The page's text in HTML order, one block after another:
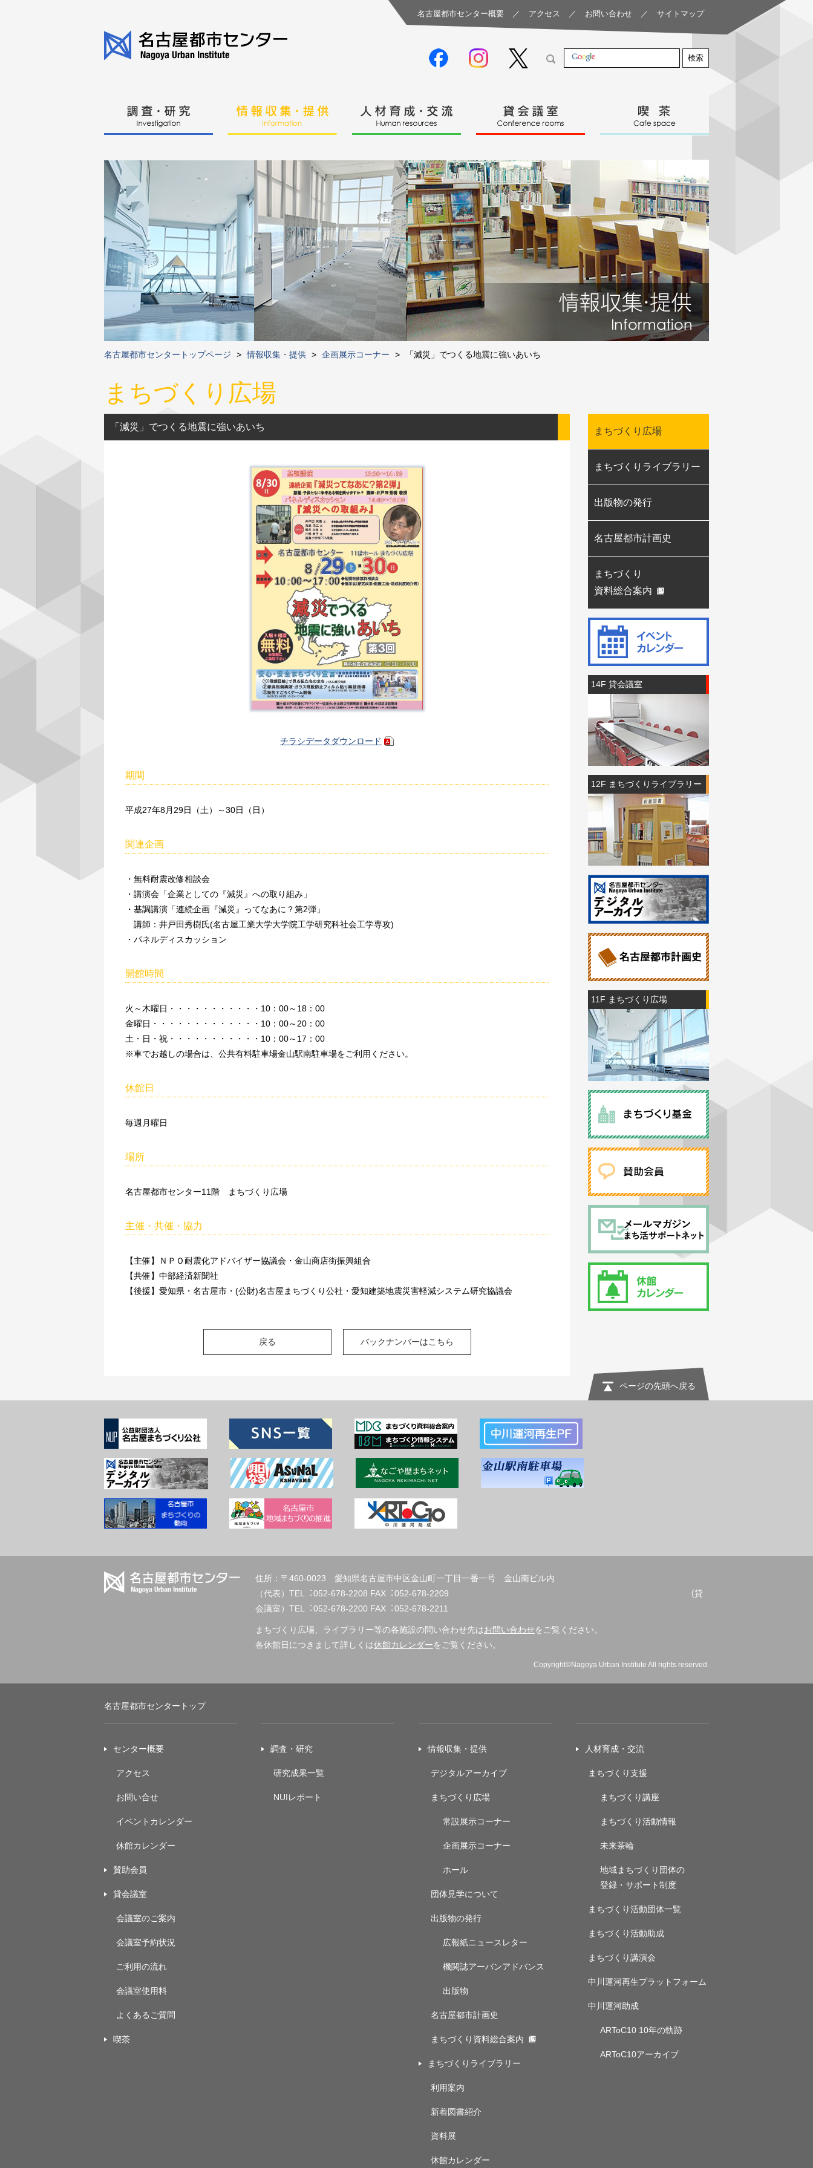
名古屋都市センター概要 ／ アクセス ／ お問い合わせ ／ サイトマップ
名古屋都市センタートップページ > 情報収集・提供 > 企画展示コーナー > 「減災」でつくる地震に強いあいち
まちづくり広場
まちづくり広場
まちづくりライブラリー
出版物の発行
名古屋都市計画史
まちづくり
資料総合案内
14F 貸会議室
12F まちづくりライブラリー
11F まちづくり広場
「減災」でつくる地震に強いあいち
チラシデータダウンロード
期間
平成27年8月29日（土）～30日（日）
関連企画
・無料耐震改修相談会
・講演会「企業としての『減災』への取り組み」
・基調講演「連続企画『減災』ってなあに？第2弾」
講師：井戸田秀樹氏(名古屋工業大学大学院工学研究科社会工学専攻)
・パネルディスカッション
開館時間
火～木曜日・・・・・・・・・・・10：00～18：00
金曜日・・・・・・・・・・・・・10：00～20：00
土・日・祝・・・・・・・・・・・10：00～17：00
※車でお越しの場合は、公共有料駐車場金山駅南駐車場をご利用ください。
休館日
毎週月曜日
場所
名古屋都市センター11階 まちづくり広場
主催・共催・協力
【主催】ＮＰＯ耐震化アドバイザー協議会・金山商店街振興組合
【共催】中部経済新聞社
【後援】愛知県・名古屋市・(公財)名古屋まちづくり公社・愛知建築地震災害軽減システム研究協議会
戻る バックナンバーはこちら
ページの先頭へ戻る
住所：〒460-0023 愛知県名古屋市中区金山町一丁目一番一号 金山南ビル内
（代表）TEL︓052-678-2208 FAX︓052-678-2209 （貸
会議室）TEL︓052-678-2200 FAX︓052-678-2211
まちづくり広場、ライブラリー等の各施設の問い合わせ先はお問い合わせをご覧ください。
各休館日につきまして詳しくは休館カレンダーをご覧ください。
Copyright©Nagoya Urban Institute All rights reserved.
名古屋都市センタートップ
センター概要
アクセス
お問い合せ
イベントカレンダー
休館カレンダー
賛助会員
貸会議室
会議室のご案内
会議室予約状況
ご利用の流れ
会議室使用料
よくあるご質問
喫茶
調査・研究
研究成果一覧
NUIレポート
情報収集・提供
デジタルアーカイブ
まちづくり広場
常設展示コーナー
企画展示コーナー
ホール
団体見学について
出版物の発行
広報紙ニュースレター
機関誌アーバンアドバンス
出版物
名古屋都市計画史
まちづくり資料総合案内
まちづくりライブラリー
利用案内
新着図書紹介
資料展
休館カレンダー
人材育成・交流
まちづくり支援
まちづくり講座
まちづくり活動情報
未来茶輪
地域まちづくり団体の
登録・サポート制度
まちづくり活動団体一覧
まちづくり活動助成
まちづくり講演会
中川運河再生プラットフォーム
中川運河助成
ARToC10 10年の軌跡
ARToC10アーカイブ